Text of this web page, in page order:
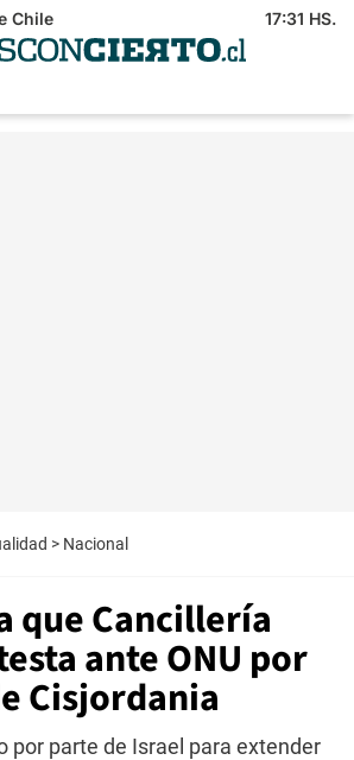
Chile 17:31 HS.
> Nacional
que Cancillería
ante ONU por
Cisjordania
por parte de Israel para extender